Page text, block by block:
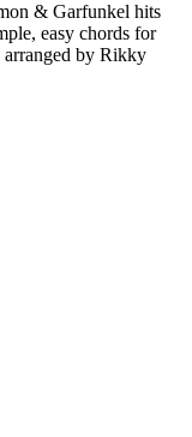
& Garfunkel hits
easy chords for
arranged by Rikky